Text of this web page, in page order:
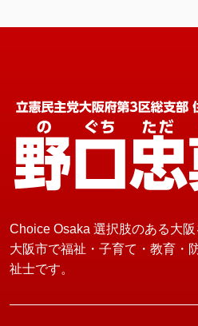
Choice Osaka 選択肢のある大阪
大阪市で福祉・子育て・教育・
祉士です。